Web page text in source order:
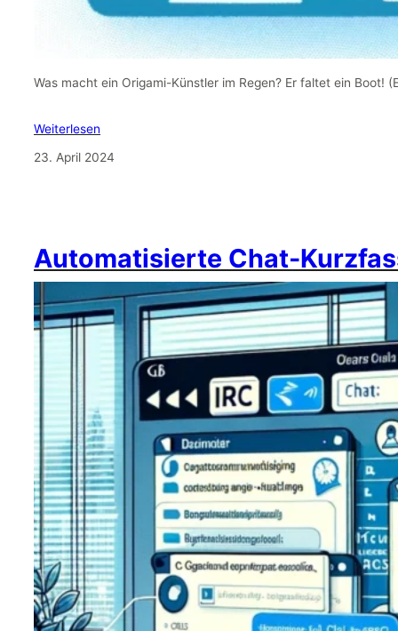
Was macht ein Origami-Künstler im Regen? Er faltet ein Boot!
Weiterlesen
23. April 2024
Automatisierte Chat-